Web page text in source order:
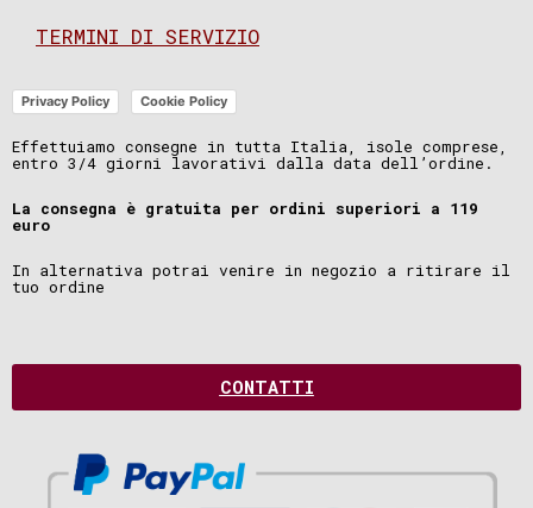
TERMINI DI SERVIZIO
Privacy Policy Cookie Policy
Effettuiamo consegne in tutta Italia, isole comprese,
entro 3/4 giorni lavorativi dalla data dell’ordine.
La consegna è gratuita per ordini superiori a 119
euro
In alternativa potrai venire in negozio a ritirare il
tuo ordine
CONTATTI